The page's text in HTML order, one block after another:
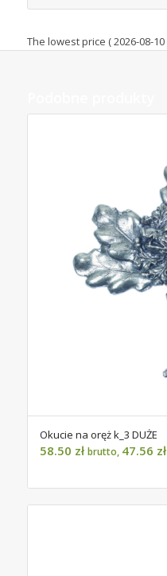
The lowest price (2026-08-10
Okucie na oręż k_3 DUŻE
58.50 zł brutto, 47.56 zł